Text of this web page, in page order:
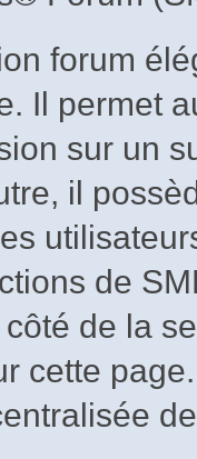
forum
Il permet
sur un
il
de
de la
cette